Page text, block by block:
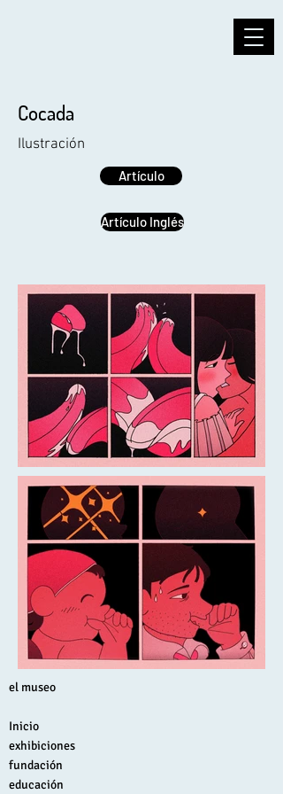
Cocada
Ilustración
Artículo
Artículo Inglés
el museo
Inicio
exhibiciones
fundación
educación